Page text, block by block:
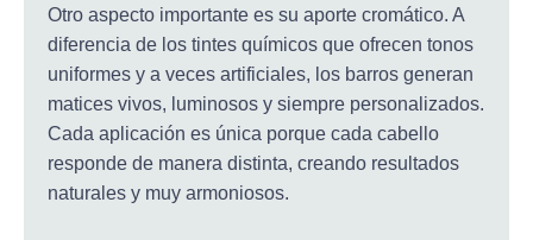
Otro aspecto importante es su aporte cromático. A
diferencia de los tintes químicos que ofrecen tonos
uniformes y a veces artificiales, los barros generan
matices vivos, luminosos y siempre personalizados.
Cada aplicación es única porque cada cabello
responde de manera distinta, creando resultados
naturales y muy armoniosos.